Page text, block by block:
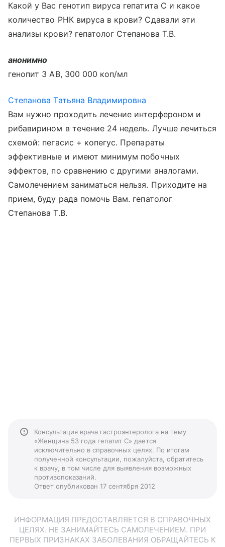
Какой у Вас генотип вируса гепатита С и какое
количество РНК вируса в крови? Сдавали эти
анализы крови? гепатолог Степанова Т.В.
анонимно
генопит 3 АВ, 300 000 коп/мл
Степанова Татьяна Владимировна
Вам нужно проходить лечение интерфероном и
рибавирином в течение 24 недель. Лучше лечиться
схемой: пегасис + копегус. Препараты
эффективные и имеют минимум побочных
эффектов, по сравнению с другими аналогами.
Самолечением заниматься нельзя. Приходите на
прием, буду рада помочь Вам. гепатолог
Степанова Т.В.
Консультация врача гастроэнтеролога на тему
«Женщина 53 года гепатит С» дается
исключительно в справочных целях. По итогам
полученной консультации, пожалуйста, обратитесь
к врачу, в том числе для выявления возможных
противопоказаний.
Ответ опубликован 17 сентября 2012
ИНФОРМАЦИЯ ПРЕДОСТАВЛЯЕТСЯ В СПРАВОЧНЫХ
ЦЕЛЯХ. НЕ ЗАНИМАЙТЕСЬ САМОЛЕЧЕНИЕМ. ПРИ
ПЕРВЫХ ПРИЗНАКАХ ЗАБОЛЕВАНИЯ ОБРАЩАЙТЕСЬ К